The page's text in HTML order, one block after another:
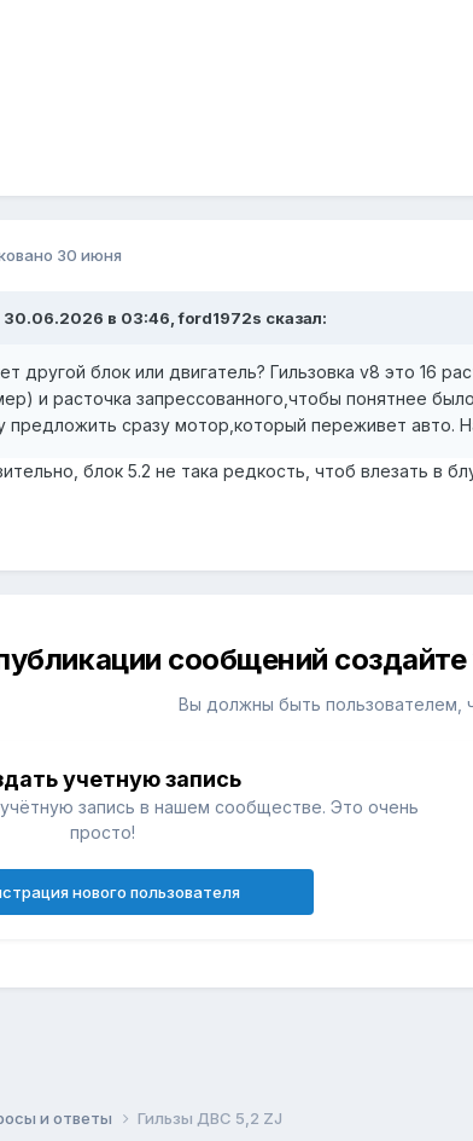
30 июня
30.06.2026 в 03:46,ford1972s сказал:
другой блок или двигатель? Гильзовка v8 это 16
и расточка запрессованного,чтобы понятнее
предложить сразу мотор,который переживет авто.
блок 5.2 не така редкость, чтоб влезать в
сообщений
Вы должны быть пользователем,
учетную запись
запись в нашем сообществе. Это очень
просто!
нового пользователя
и ответы Гильзы ДВС 5,2 ZJ